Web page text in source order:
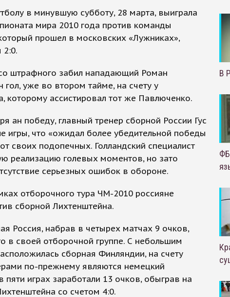
в минувшую субботу, 28 марта, выиграла
мира 2010 года против команды
прошел в московских «Лужниках»,
2:0.
штрафного забил нападающий Роман
уже во втором тайме, на счету у
которому ассистировал тот же Павлюченко.
ан победу, главный тренер сборной России Гус
игры, что «ожидал более убедительной победы
своих подопечных. Голландский специалист
реализацию голевых моментов, но зато
серьезных ошибок в обороне.
отборочного тура ЧМ-2010 россияне
сборной Лихтенштейна.
Россия, набрав в четырех матчах 9 очков,
в своей отборочной группе. С небольшим
сборная Финляндии, на счету
по-прежнему являются немецкий
пяти играх заработали 13 очков, обыграв на
со счетом 4:0.
В